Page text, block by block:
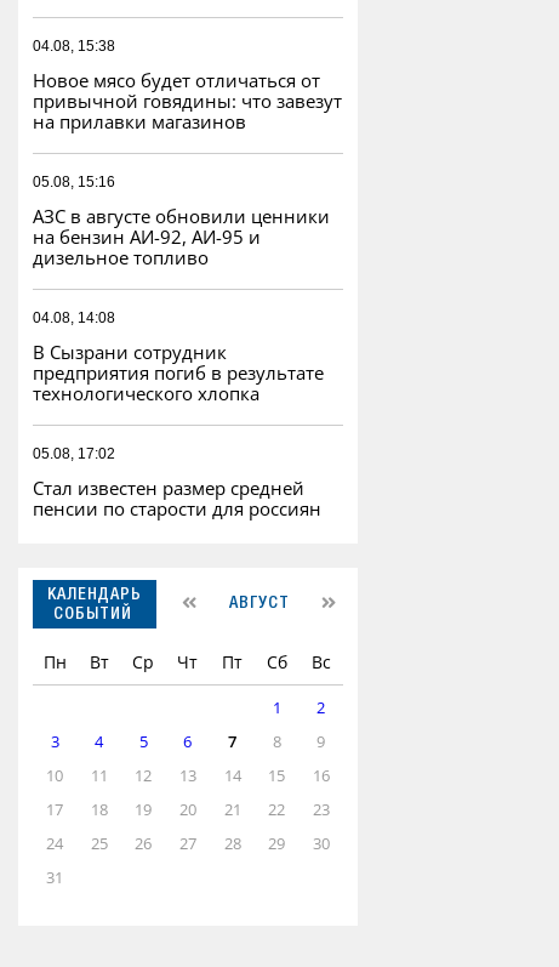
04.08, 15:38
Новое мясо будет отличаться от
привычной говядины: что завезут
на прилавки магазинов
05.08, 15:16
АЗС в августе обновили ценники
на бензин АИ-92, АИ-95 и
дизельное топливо
04.08, 14:08
В Сызрани сотрудник
предприятия погиб в результате
технологического хлопка
05.08, 17:02
Стал известен размер средней
пенсии по старости для россиян
КАЛЕНДАРЬ
СОБЫТИЙ
АВГУСТ
Пн Вт Ср Чт Пт Сб Вс
1
2
3
4 5 6 7 8
9
10
11 12 13 14 15
16
17
18 19 20 21 22
23
24
25 26 27 28 29
30
31